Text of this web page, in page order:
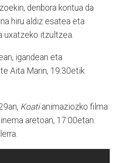
denbora kontua da
hiru aldiz esatea eta
uxatzeko itzultzea.
igandean eta
Aita Marin, 19:30etik
Koatianimaziozko filma
aretoan, 17:00etan.